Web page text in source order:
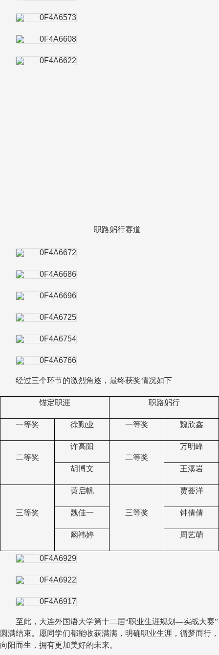
职路躬行赛道
经过三个环节的激烈角逐，最终获奖情况如下
锚定职涯 职路躬行
一等奖 徐勤业 一等奖 魏欣鑫
二等奖
许高阳
二等奖
万明峰
胡博文 王溪岩
三等奖
黄启帆
三等奖
贾荟洋
魏佳一 钟倩倩
阚祎婷 周艺萌
至此，大连外国语大学第十二届“职业生涯规划—实战大赛”
圆满结束。愿同学们都能收获满满，明确职业生涯，循梦而行，
向阳而生，拥有更加美好的未来。